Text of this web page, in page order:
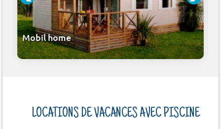
Mobil home
LOCATIONS DE VACANCES AVEC PISCINE